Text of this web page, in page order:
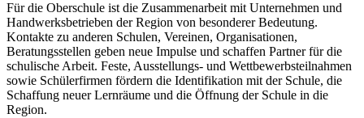
Für die Oberschule ist die Zusammenarbeit mit Unternehmen und
Handwerksbetrieben der Region von besonderer Bedeutung.
Kontakte zu anderen Schulen, Vereinen, Organisationen,
Beratungsstellen geben neue Impulse und schaffen Partner für die
schulische Arbeit. Feste, Ausstellungs- und Wettbewerbsteilnahmen
sowie Schülerfirmen fördern die Identifikation mit der Schule, die
Schaffung neuer Lernräume und die Öffnung der Schule in die
Region.